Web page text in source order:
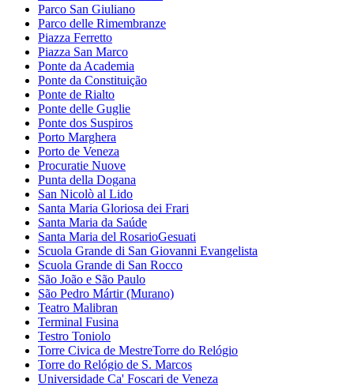
Parco San Giuliano
Parco delle Rimembranze
Piazza Ferretto
Piazza San Marco
Ponte da Academia
Ponte da Constituição
Ponte de Rialto
Ponte delle Guglie
Ponte dos Suspiros
Porto Marghera
Porto de Veneza
Procuratie Nuove
Punta della Dogana
San Nicolò al Lido
Santa Maria Gloriosa dei Frari
Santa Maria da Saúde
Santa Maria del RosarioGesuati
Scuola Grande di San Giovanni Evangelista
Scuola Grande di San Rocco
São João e São Paulo
São Pedro Mártir (Murano)
Teatro Malibran
Terminal Fusina
Testro Toniolo
Torre Civica de MestreTorre do Relógio
Torre do Relógio de S. Marcos
Universidade Ca' Foscari de Veneza